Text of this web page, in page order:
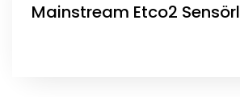
Mainstream Etco2 Sensörl